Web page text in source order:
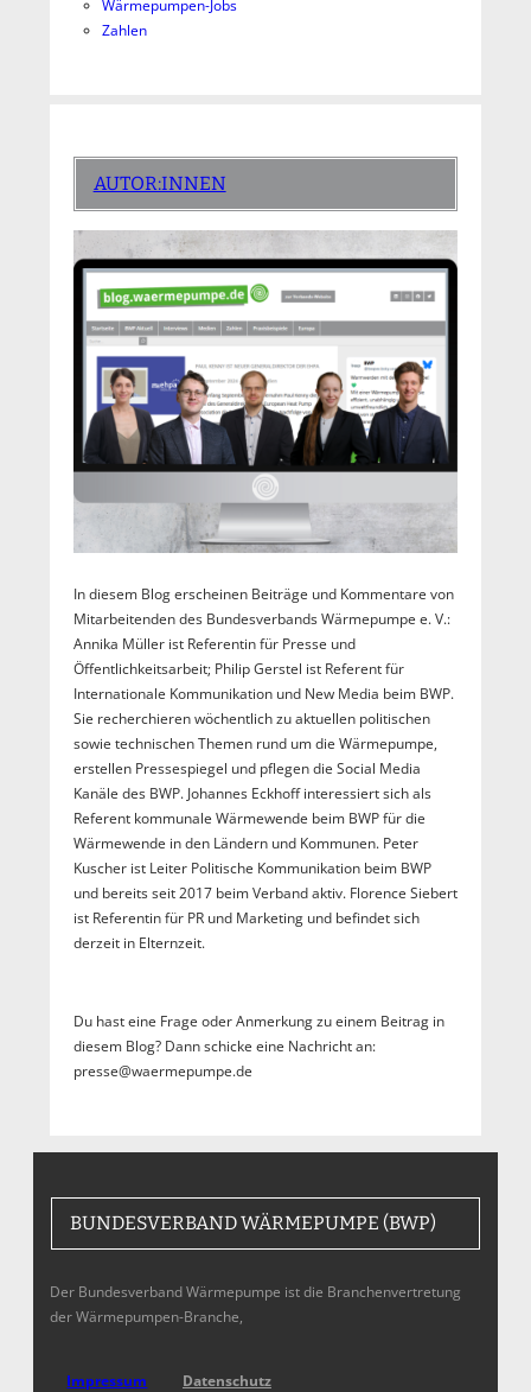
Wärmepumpen-Jobs
Zahlen
AUTOR:INNEN
In diesem Blog erscheinen Beiträge und Kommentare von
Mitarbeitenden des Bundesverbands Wärmepumpe e. V.:
Annika Müller ist Referentin für Presse und
Öffentlichkeitsarbeit; Philip Gerstel ist Referent für
Internationale Kommunikation und New Media beim BWP.
Sie recherchieren wöchentlich zu aktuellen politischen
sowie technischen Themen rund um die Wärmepumpe,
erstellen Pressespiegel und pflegen die Social Media
Kanäle des BWP. Johannes Eckhoff interessiert sich als
Referent kommunale Wärmewende beim BWP für die
Wärmewende in den Ländern und Kommunen. Peter
Kuscher ist Leiter Politische Kommunikation beim BWP
und bereits seit 2017 beim Verband aktiv. Florence Siebert
ist Referentin für PR und Marketing und befindet sich
derzeit in Elternzeit.
Du hast eine Frage oder Anmerkung zu einem Beitrag in
diesem Blog? Dann schicke eine Nachricht an:
presse@waermepumpe.de
BUNDESVERBAND WÄRMEPUMPE (BWP)
Der Bundesverband Wärmepumpe ist die Branchenvertretung
der Wärmepumpen-Branche,
Impressum Datenschutz